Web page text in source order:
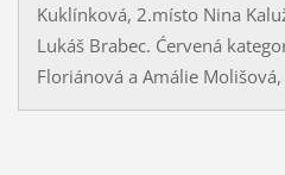
Kuklínková, 2.místo Nina
Lukáš Brabec. Ćervená
Floriánová a Amálie